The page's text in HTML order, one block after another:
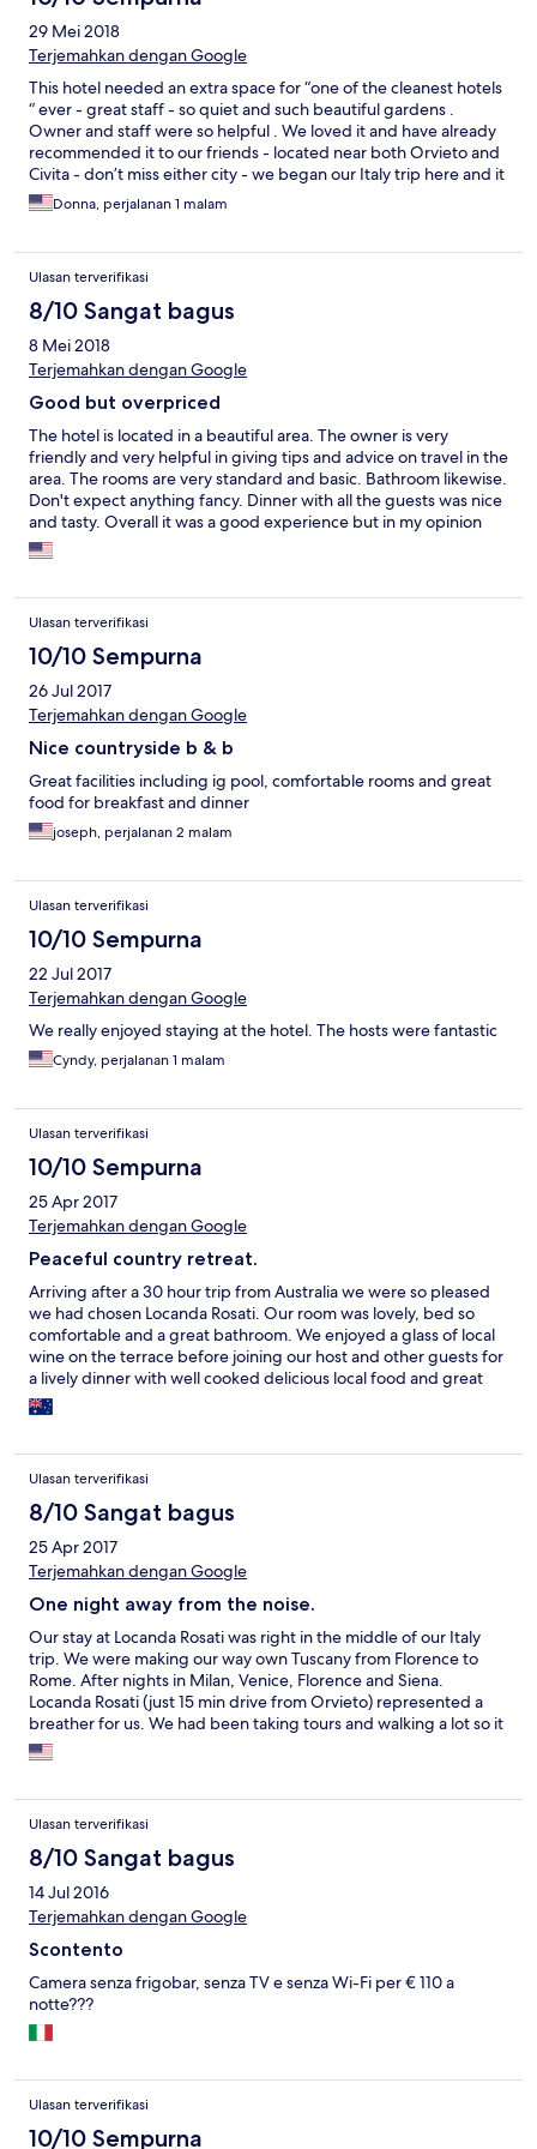
29 Mei 2018
Terjemahkan dengan Google
This hotel needed an extra space for “one of the cleanest hotels
“ ever - great staff - so quiet and such beautiful gardens .
Owner and staff were so helpful . We loved it and have already
recommended it to our friends - located near both Orvieto and
Civita - don’t miss either city - we began our Italy trip here and it
was a great start !
Donna, perjalanan 1 malam
Ulasan terverifikasi
8/10 Sangat bagus
8 Mei 2018
Terjemahkan dengan Google
Good but overpriced
The hotel is located in a beautiful area. The owner is very
friendly and very helpful in giving tips and advice on travel in the
area. The rooms are very standard and basic. Bathroom likewise.
Don't expect anything fancy. Dinner with all the guests was nice
and tasty. Overall it was a good experience but in my opinion
overpriced in comparison to the other places we stayed in while
in Itsly
Ulasan terverifikasi
10/10 Sempurna
26 Jul 2017
Terjemahkan dengan Google
Nice countryside b & b
Great facilities including ig pool, comfortable rooms and great
food for breakfast and dinner
joseph, perjalanan 2 malam
Ulasan terverifikasi
10/10 Sempurna
22 Jul 2017
Terjemahkan dengan Google
We really enjoyed staying at the hotel. The hosts were fantastic
Cyndy, perjalanan 1 malam
Ulasan terverifikasi
10/10 Sempurna
25 Apr 2017
Terjemahkan dengan Google
Peaceful country retreat.
Arriving after a 30 hour trip from Australia we were so pleased
we had chosen Locanda Rosati. Our room was lovely, bed so
comfortable and a great bathroom. We enjoyed a glass of local
wine on the terrace before joining our host and other guests for
a lively dinner with well cooked delicious local food and great
conversation. Orvieto is just a short drive away. Really hope we
can return to the Locanda one day and would definely
Ulasan terverifikasi
8/10 Sangat bagus
25 Apr 2017
Terjemahkan dengan Google
One night away from the noise.
Our stay at Locanda Rosati was right in the middle of our Italy
trip. We were making our way own Tuscany from Florence to
Rome. After nights in Milan, Venice, Florence and Siena.
Locanda Rosati (just 15 min drive from Orvieto) represented a
breather for us. We had been taking tours and walking a lot so it
was a relaxing night. The place is great, it has about 10 rooms
and a big living area as well as a large dining room. The highlight
owners and given a brief explanation of the property and the
surroundings. I booked this place because of the reviews and
they were right, the place , the people and the food were quite
wonderful. I share the same concern as other reviewers with the
price for dinner. Even though food was good and abundant,
wine and other liquors like Grappa and Limonciello were
included, at 40 Euros per person it was by far the most
expensive (non luxury) dinner we had in Italy in the whole 3
weeks we were there. Now... that said, we did have a lot of fun
at dinner sharing stories with other guests. The experience as a
whole was fulfilling. I would like to come back in summer one
Ulasan terverifikasi
8/10 Sangat bagus
14 Jul 2016
Terjemahkan dengan Google
Scontento
Camera senza frigobar, senza TV e senza Wi-Fi per € 110 a
notte???
Ulasan terverifikasi
10/10 Sempurna